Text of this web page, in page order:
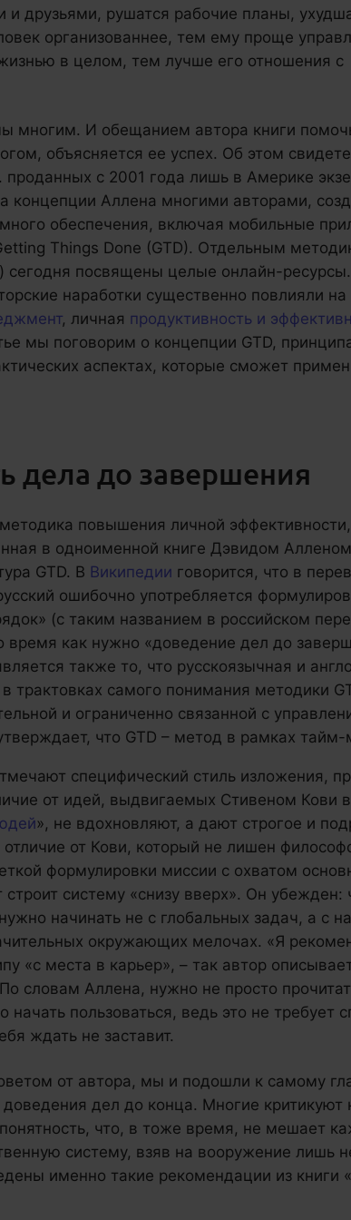
и друзьями, рушатся рабочие планы,
организованнее, тем ему проще
в целом, тем лучше его отношения с
многим. И обещанием автора книги
объясняется ее успех. Об этом
с 2001 года лишь в Америке
концепции Аллена многими авторами,
обеспечения, включая мобильные
Things Done (GTD). Отдельным
сегодня посвящены целые онлайн-
наработки существенно повлияли
, личная продуктивность и
мы поговорим о концепции GTD,
аспектах, которые сможет
дела до завершения
повышения личной эффективности,
в одноименной книге Дэвидом
GTD. В Википедии говорится, что в
ошибочно употребляется
(с таким названием в российском
время как нужно «доведение дел до
также то, что русскоязычная и
трактовках самого понимания методики
и ограниченно связанной с
что GTD – метод в рамках
специфический стиль изложения,
от идей, выдвигаемых Стивеном Кови
», не вдохновляют, а дают строгое и
от Кови, который не лишен
формулировки миссии с охватом
систему «снизу вверх». Он убежден:
начинать не с глобальных задач, а с
окружающих мелочах. «Я
«с места в карьер», – так автор
словам Аллена, нужно не просто
начать пользоваться, ведь это не требует
ждать не заставит.
от автора, мы и подошли к самому
доведения дел до конца. Многие критикуют
что, в тоже время, не мешает
систему, взяв на вооружение лишь
именно такие рекомендации из книги